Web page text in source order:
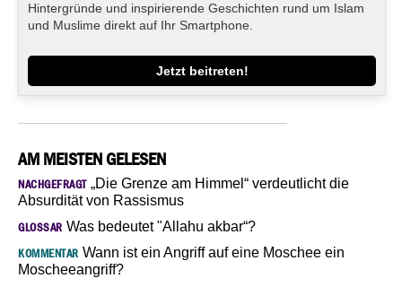
Hintergründe und inspirierende Geschichten rund um Islam
und Muslime direkt auf Ihr Smartphone.
Jetzt beitreten!
AM MEISTEN GELESEN
NACHGEFRAGT„Die Grenze am Himmel“ verdeutlicht die
Absurdität von Rassismus
GLOSSAR Was bedeutet "Allahu akbar“?
KOMMENTAR Wann ist ein Angriff auf eine Moschee ein
Moscheeangriff?